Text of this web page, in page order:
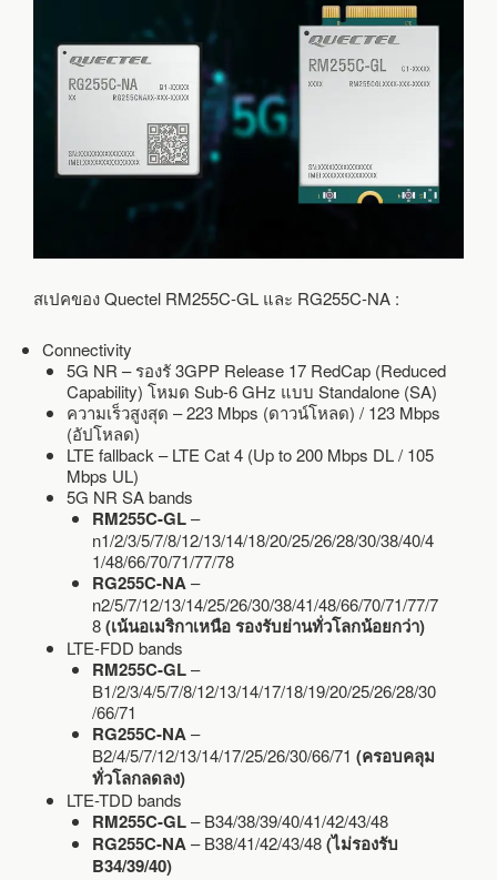
สเปคของ Quectel RM255C-GL และ RG255C-NA :
Connectivity
5G NR – รองรั 3GPP Release 17 RedCap (Reduced
Capability) โหมด Sub-6 GHz แบบ Standalone (SA)
ความเร็วสูงสุด – 223 Mbps (ดาวน์โหลด) / 123 Mbps
(อัปโหลด)
LTE fallback – LTE Cat 4 (Up to 200 Mbps DL / 105
Mbps UL)
5G NR SA bands
RM255C-GL–
n1/2/3/5/7/8/12/13/14/18/20/25/26/28/30/38/40/4
1/48/66/70/71/77/78
RG255C-NA –
n2/5/7/12/13/14/25/26/30/38/41/48/66/70/71/77/7
8(เน้นอเมริกาเหนือ รองรับย่านทั่วโลกน้อยกว่า)
LTE-FDD bands
RM255C-GL–
B1/2/3/4/5/7/8/12/13/14/17/18/19/20/25/26/28/30
/66/71
RG255C-NA –
B2/4/5/7/12/13/14/17/25/26/30/66/71 (ครอบคลุม
ทั่วโลกลดลง)
LTE-TDD bands
RM255C-GL– B34/38/39/40/41/42/43/48
RG255C-NA – B38/41/42/43/48(ไม่รองรับ
B34/39/40)